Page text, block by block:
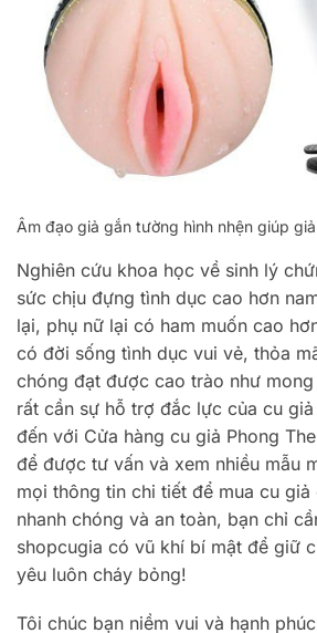
Âm đạo giả gắn tường hình nhện giúp
Nghiên cứu khoa học về sinh lý
sức chịu đựng tình dục cao hơn
lại, phụ nữ lại có ham muốn cao
có đời sống tình dục vui vẻ, thỏa
chóng đạt được cao trào như
rất cần sự hỗ trợ đắc lực của cu
đến với Cửa hàng cu giả Phong
để được tư vấn và xem nhiều mẫu
mọi thông tin chi tiết để mua cu
nhanh chóng và an toàn, bạn chỉ
shopcugia có vũ khí bí mật để giữ
yêu luôn cháy bỏng!
Tôi chúc bạn niềm vui và hạnh